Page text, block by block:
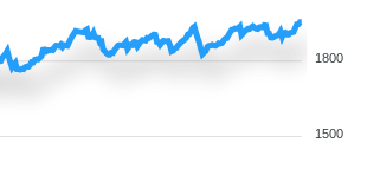
1800
1500